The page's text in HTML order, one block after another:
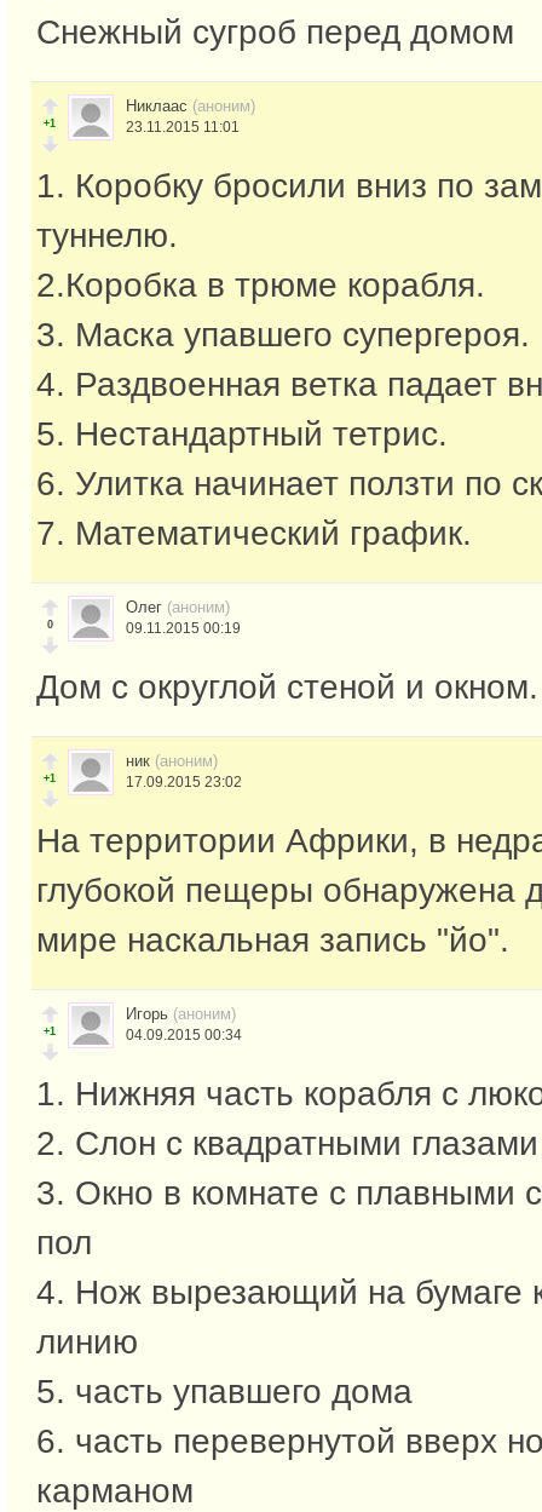
Снежный сугроб перед домом
+1
Никлаас (аноним)
23.11.2015 11:01
1. Коробку бросили вниз по
туннелю.
2.Коробка в трюме корабля.
3. Маска упавшего супергероя.
4. Раздвоенная ветка падает
5. Нестандартный тетрис.
6. Улитка начинает ползти по
7. Математический график.
0
Олег (аноним)
09.11.2015 00:19
Дом с округлой стеной и окном.
+1
ник (аноним)
17.09.2015 23:02
На территории Африки, в
глубокой пещеры обнаружена
мире наскальная запись "йо".
+1
Игорь (аноним)
04.09.2015 00:34
1. Нижняя часть корабля с
2. Слон с квадратными глазами
3. Окно в комнате с плавными
пол
4. Нож вырезающий на бумаге
линию
5. часть упавшего дома
6. часть перевернутой вверх
карманом